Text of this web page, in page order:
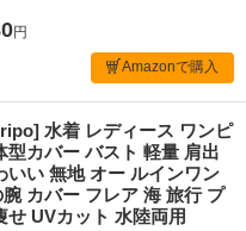
円
Amazonで購入
水着 レディース ワンピ
型カバー バスト 軽量 肩出
いい 無地 オー ルインワン
カバー フレア 海 旅行 プ
せ UVカット 水陸両用